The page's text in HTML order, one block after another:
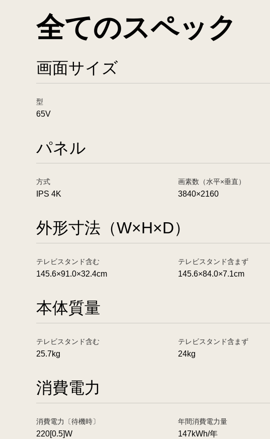
全てのスペック
画面サイズ
型
65V
パネル
方式
IPS 4K
画素数（水平×垂直）
3840×2160
外形寸法（W×H×D）
テレビスタンド含む
145.6×91.0×32.4cm
テレビスタンド含まず
145.6×84.0×7.1cm
本体質量
テレビスタンド含む
25.7kg
テレビスタンド含まず
24kg
消費電力
消費電力〔待機時〕
220[0.5]W
年間消費電力量
147kWh/年